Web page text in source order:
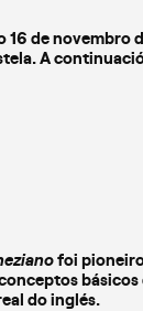
16 de novembro
A
foi
do inglés.